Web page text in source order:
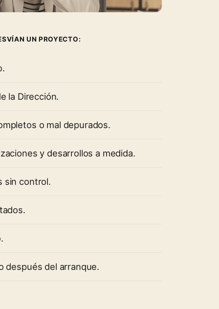
UN PROYECTO:
la Dirección.
o mal depurados.
y desarrollos a medida.
sin control.
después del arranque.